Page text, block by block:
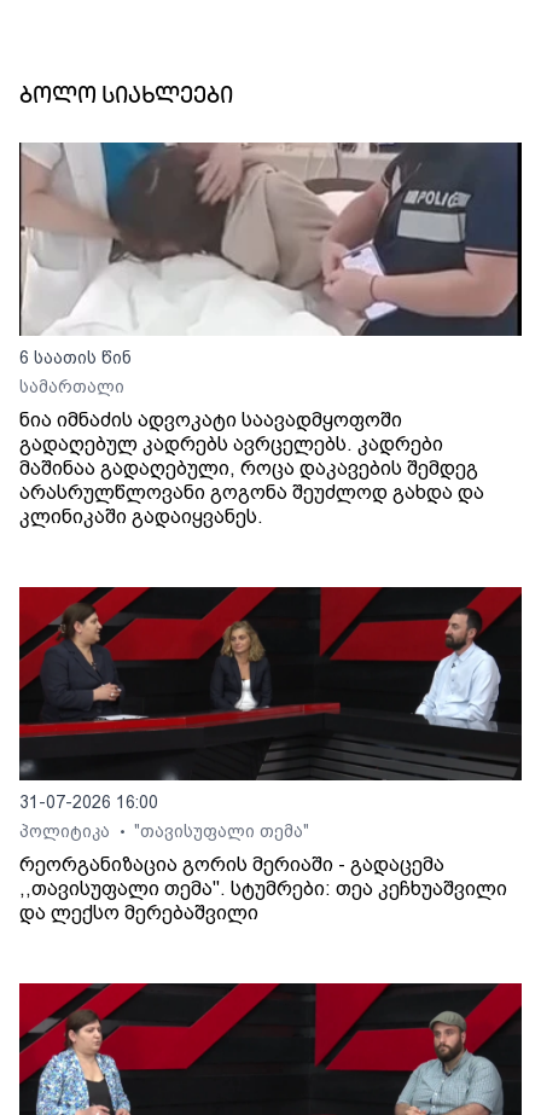
ბოლო სიახლეები
6 საათის წინ
სამართალი
ნია იმნაძის ადვოკატი საავადმყოფოში
გადაღებულ კადრებს ავრცელებს. კადრები
მაშინაა გადაღებული, როცა დაკავების შემდეგ
არასრულწლოვანი გოგონა შეუძლოდ გახდა და
კლინიკაში გადაიყვანეს.
31-07-2026 16:00
პოლიტიკა
• "თავისუფალი თემა"
რეორგანიზაცია გორის მერიაში - გადაცემა
,,თავისუფალი თემა". სტუმრები: თეა კეჩხუაშვილი
და ლექსო მერებაშვილი